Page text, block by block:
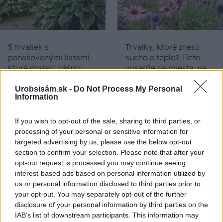
Urobsisám.sk - Do Not Process My Personal
Information
If you wish to opt-out of the sale, sharing to third parties, or
processing of your personal or sensitive information for
targeted advertising by us, please use the below opt-out
section to confirm your selection. Please note that after your
opt-out request is processed you may continue seeing
interest-based ads based on personal information utilized by
us or personal information disclosed to third parties prior to
your opt-out. You may separately opt-out of the further
disclosure of your personal information by third parties on the
IAB’s list of downstream participants. This information may
5 trvaliek s
panašovanými listami,
ktoré dodajú vášmu
šmrnc
Trvalky, ktoré znesú
sucho a teplo? Tieto
vysaďte na miesta, na
ktoré slnko svieti celý
deň
Nemusí to byť len
levanduľa! 7 fialových
krások, ktoré rozžiaria
Môže aspirín zachrániť
ochabnuté izbové
rastliny? Pravda vás